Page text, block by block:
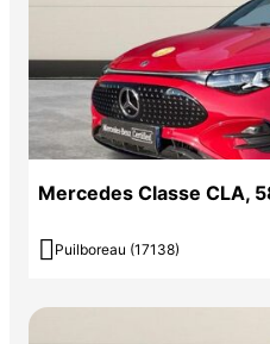
Mercedes Classe CLA,
 Puilboreau (17138)